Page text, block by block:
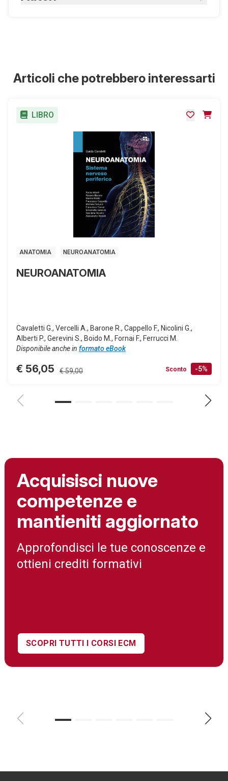
Articoli che potrebbero interessarti
LIBRO
ANATOMIA NEUROANATOMIA
NEUROANATOMIA
Cavaletti G., Vercelli A., Barone R., Cappello F., Nicolini G.,
Alberti P., Gerevini S., Boido M., Fornai F., Ferrucci M.
Disponibile anche in formato eBook
€ 56,05 € 59,00 Sconto -5%
Acquisisci nuove
competenze e
mantieniti aggiornato
Approfondisci le tue conoscenze e
ottieni crediti formativi
SCOPRI TUTTI I CORSI ECM